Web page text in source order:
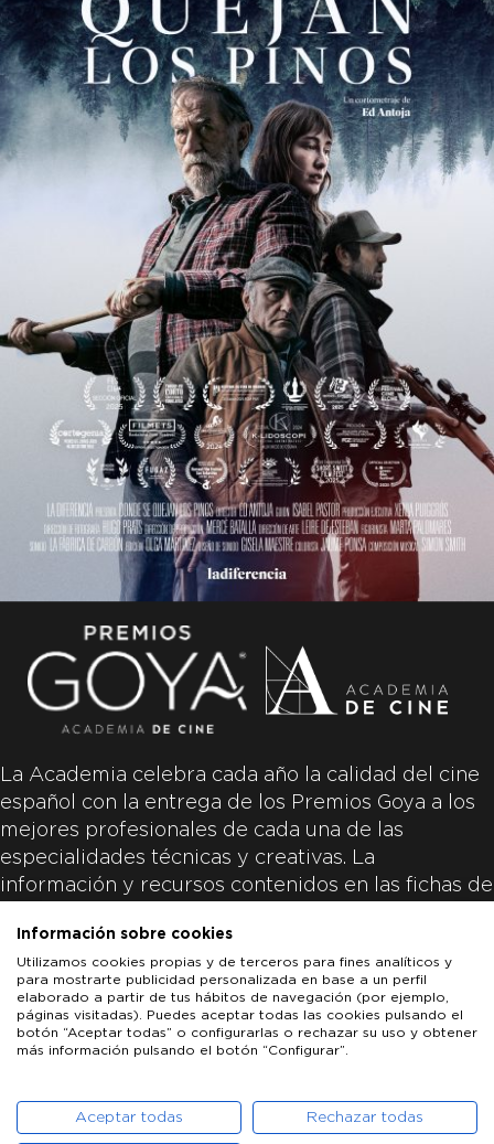
La Academia celebra cada año la calidad del cine
español con la entrega de los Premios Goya a los
mejores profesionales de cada una de las
especialidades técnicas y creativas. La
información y recursos contenidos en las fichas de
productoras de las películas y responsabilidad
única y exclusiva de las mismas.
ACADEMIA DE CINE
PATROCINADORES PRENSA CONTACTO
Información sobre cookies
Utilizamos cookies propias y de terceros para fines analíticos y
para mostrarte publicidad personalizada en base a un perfil
elaborado a partir de tus hábitos de navegación (por ejemplo,
páginas visitadas). Puedes aceptar todas las cookies pulsando el
botón “Aceptar todas” o configurarlas o rechazar su uso y obtener
más información pulsando el botón “Configurar”.
Aceptar todas Rechazar todas